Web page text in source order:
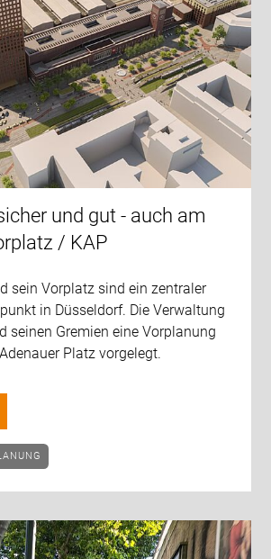
und gut - auch am
/ KAP
sein Vorplatz sind ein zentraler
in Düsseldorf. Die Verwaltung
seinen Gremien eine Vorplanung
Platz vorgelegt.